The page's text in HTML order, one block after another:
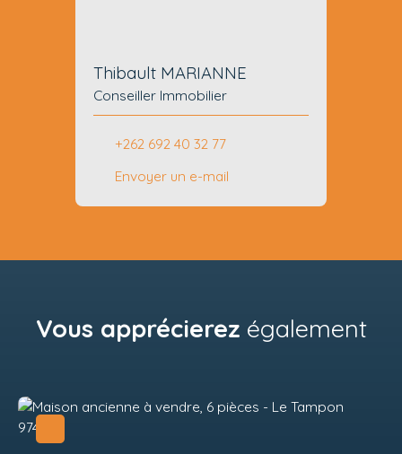
Thibault MARIANNE
Conseiller Immobilier
+262 692 40 32 77
Envoyer un e-mail
Vous apprécierez également